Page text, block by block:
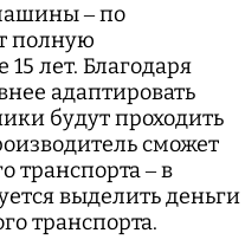
– по
полную
лет. Благодаря
адаптировать
будут проходить
сможет
транспорта – в
выделить деньги
транспорта.